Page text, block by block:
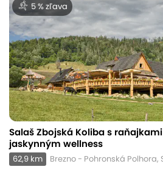
5 % zľava
Salaš Zbojská Koliba s
jaskynným wellness
62,9 km Brezno - Pohronská Polhora,